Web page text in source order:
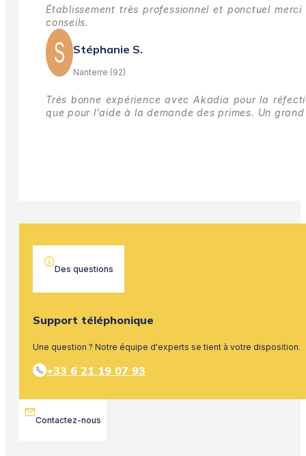
Établissement très professionnel et ponctuel
conseils.
Stéphanie S.
Nanterre (92)
Très bonne expérience avec Akadia pour la
que pour l'aide à la demande des primes. Un
Des questions
Support téléphonique
Une question ? Notre équipe d'experts se tient à votre disposition.
+33 6 21 19 07 93
Contactez-nous